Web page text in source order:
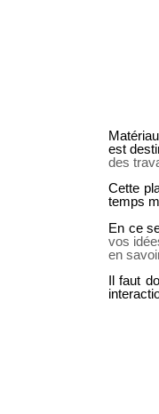
est
des
Cette
temps
En ce
vos
en
Il faut